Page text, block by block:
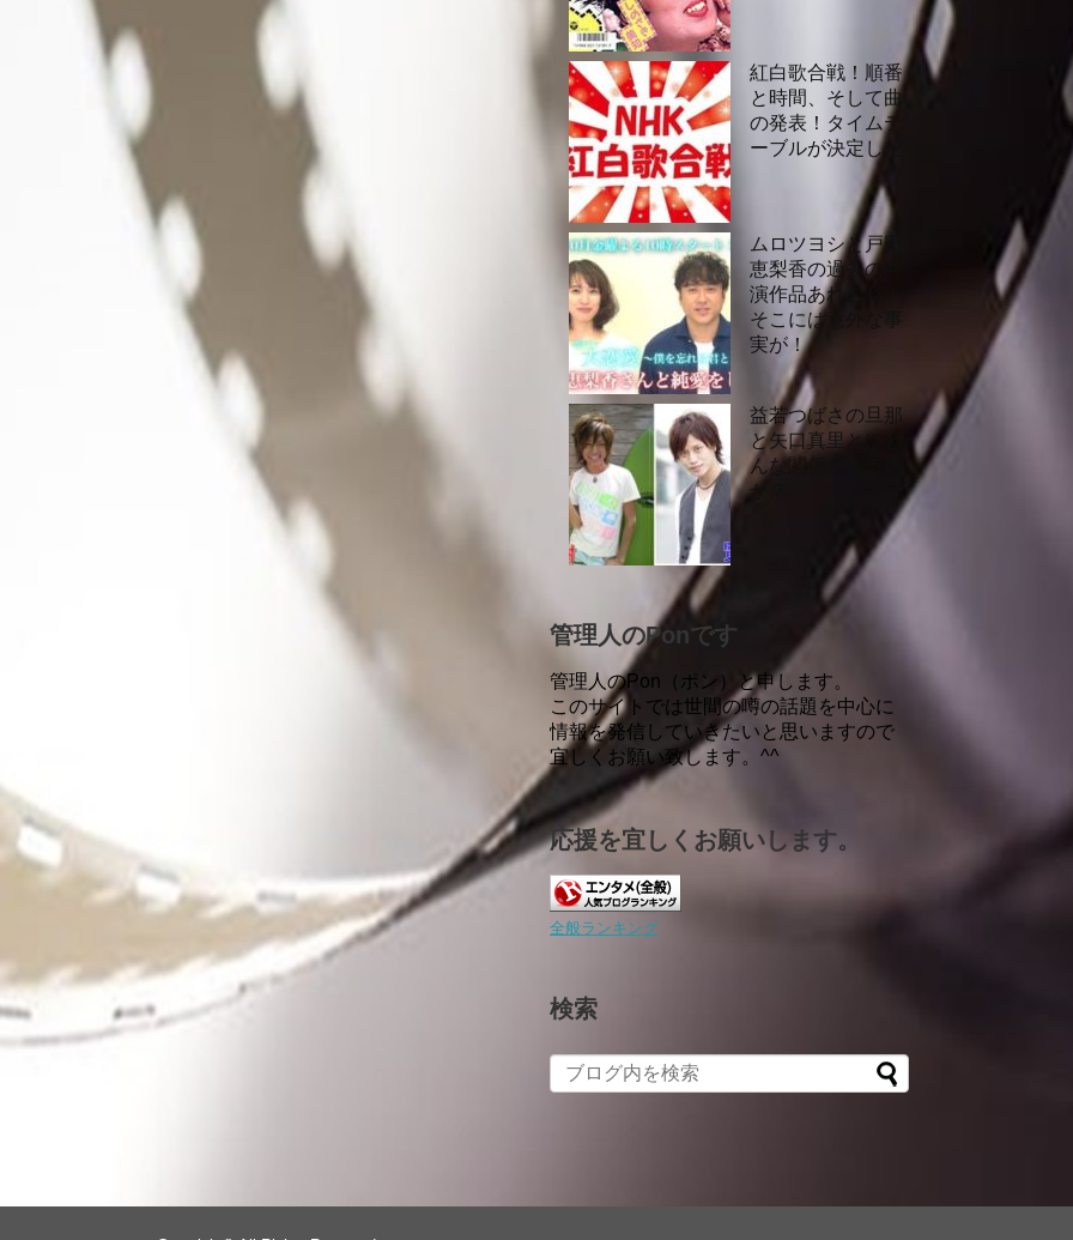
紅白歌合戦！順番
と時間、そして曲
の発表！タイムテ
ーブルが決定した
ムロツヨシと戸田
恵梨香の過去の共
演作品あれこれ！
そこには意外な事
実が！
益若つばさの旦那
と矢口真里とはど
んな関係があるの
か？
管理人のPonです
管理人のPon（ポン）と申します。
このサイトでは世間の噂の話題を中心に
情報を発信していきたいと思いますので
宜しくお願い致します。^^
応援を宜しくお願いします。
全般ランキング
検索